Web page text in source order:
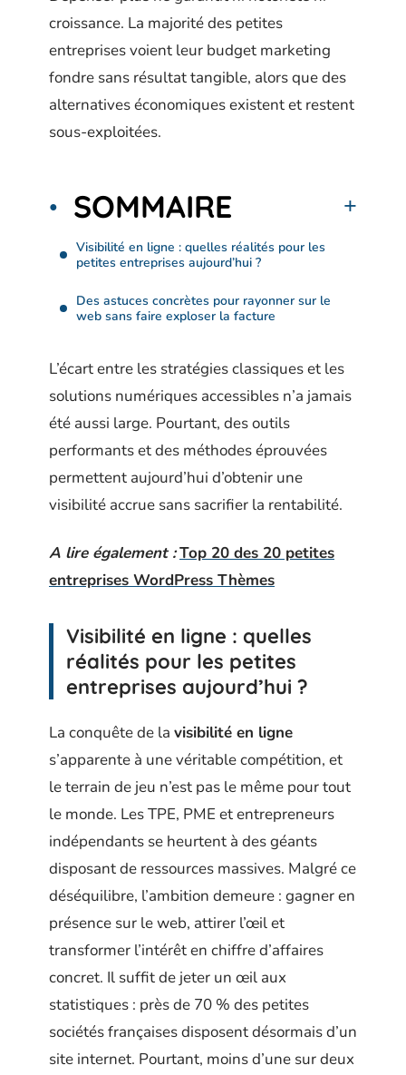
croissance. La majorité des petites
entreprises voient leur budget marketing
fondre sans résultat tangible, alors que des
alternatives économiques existent et restent
sous-exploitées.
SOMMAIRE
Visibilité en ligne : quelles réalités pour les
petites entreprises aujourd’hui ?
Des astuces concrètes pour rayonner sur le
web sans faire exploser la facture
L’écart entre les stratégies classiques et les
solutions numériques accessibles n’a jamais
été aussi large. Pourtant, des outils
performants et des méthodes éprouvées
permettent aujourd’hui d’obtenir une
visibilité accrue sans sacrifier la rentabilité.
A lire également :Top 20 des 20 petites
entreprises WordPress Thèmes
Visibilité en ligne : quelles
réalités pour les petites
entreprises aujourd’hui ?
La conquête de la visibilité en ligne
s’apparente à une véritable compétition, et
le terrain de jeu n’est pas le même pour tout
le monde. Les TPE, PME et entrepreneurs
indépendants se heurtent à des géants
disposant de ressources massives. Malgré ce
déséquilibre, l’ambition demeure : gagner en
présence sur le web, attirer l’œil et
transformer l’intérêt en chiffre d’affaires
concret. Il suffit de jeter un œil aux
statistiques : près de 70 % des petites
sociétés françaises disposent désormais d’un
site internet. Pourtant, moins d’une sur deux